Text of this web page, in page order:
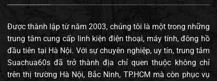
Được thành lập từ năm 2003, chúng tôi là một trong những
trung tâm cung cấp linh kiện điện thoại, máy tính, đông hồ
đầu tiên tại Hà Nội. Với sự chuyên nghiệp, uy tín, trung tâm
Suachua60s đã trở thành địa chỉ quen thuộc không chỉ
trên thị trường Hà Nội, Bắc Ninh, TP.HCM mà còn phục vụ